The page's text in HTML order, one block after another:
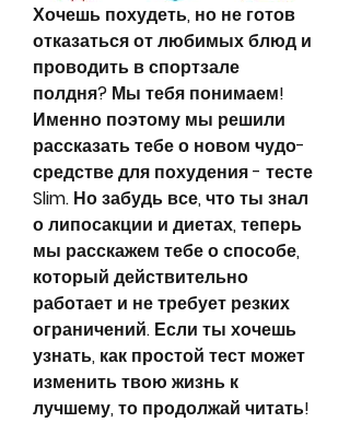
Хочешь похудеть, но не готов
отказаться от любимых блюд и
проводить в спортзале
полдня? Мы тебя понимаем!
Именно поэтому мы решили
рассказать тебе о новом чудо-
средстве для похудения - тесте
Slim. Но забудь все, что ты знал
о липосакции и диетах, теперь
мы расскажем тебе о способе,
который действительно
работает и не требует резких
ограничений. Если ты хочешь
узнать, как простой тест может
изменить твою жизнь к
лучшему, то продолжай читать!